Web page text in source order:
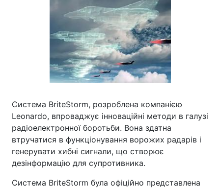
Система BriteStorm, розроблена компанією
Leonardo, впроваджує інноваційні методи в галузі
радіоелектронної боротьби. Вона здатна
втручатися в функціонування ворожих радарів і
генерувати хибні сигнали, що створює
дезінформацію для супротивника.
Система BriteStorm була офіційно представлена